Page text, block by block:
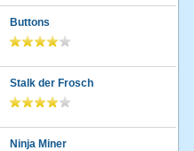
Buttons
Stalk der Frosch
Ninja Miner